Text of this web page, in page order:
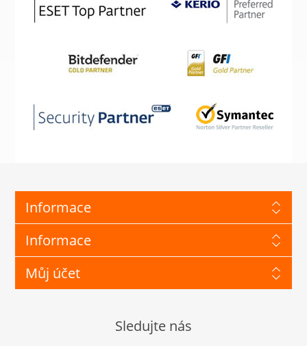
Informace
Informace
Můj účet
Sledujte nás